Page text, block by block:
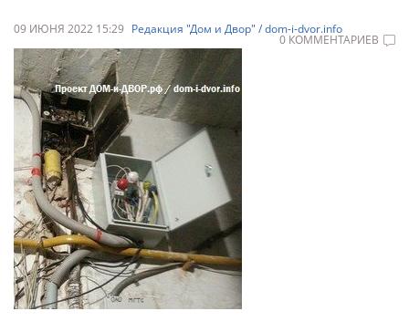
09 ИЮНЯ 2022 15:29 Редакция "Дом и Двор" / dom-i-dvor.info
0 КОММЕНТАРИЕВ